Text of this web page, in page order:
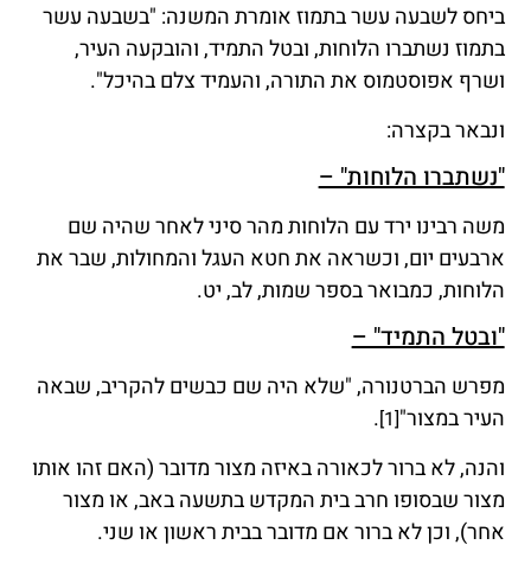
ביחס לשבעה עשר בתמוז אומרת המשנה: "בשבעה עשר
בתמוז נשתברו הלוחות, ובטל התמיד, והובקעה העיר,
ושרף אפוסטמוס את התורה, והעמיד צלם בהיכל".
ונבאר בקצרה:
"נשתברו הלוחות" –
משה רבינו ירד עם הלוחות מהר סיני לאחר שהיה שם
ארבעים יום, וכשראה את חטא העגל והמחולות, שבר את
הלוחות, כמבואר בספר שמות, לב, יט.
"ובטל התמיד" –
מפרש הברטנורה, "שלא היה שם כבשים להקריב, שבאה
העיר במצור"[1]
.
והנה, לא ברור לכאורה באיזה מצור מדובר (האם זהו אותו
מצור שבסופו חרב בית המקדש בתשעה באב, או מצור
אחר), וכן לא ברור אם מדובר בבית ראשון או שני.